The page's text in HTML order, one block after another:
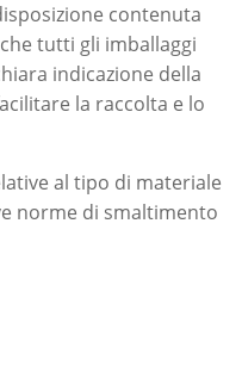
contenuta
tutti gli imballaggi
indicazione della
la raccolta e lo
al tipo di materiale
norme di smaltimento